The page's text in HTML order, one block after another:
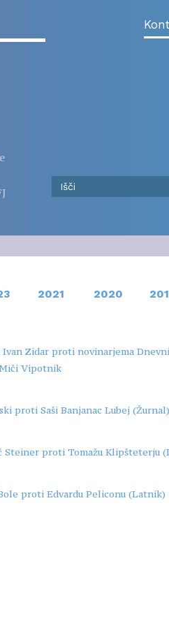
2021 2020
Ivan Zidar proti novinarjema
Vipotnik
proti Saši Banjanac Lubej (Žurnal)
Steiner proti Tomažu Klipšteterju
proti Edvardu Peliconu (Latnik)